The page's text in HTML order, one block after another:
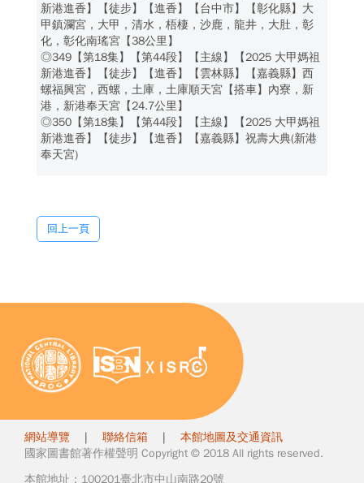
新港進香】【徒步】【進香】【台中市】【彰化縣】大
甲鎮瀾宮，大甲，清水，梧棲，沙鹿，龍井，大肚，彰
化，彰化南瑤宮【38公里】
◎349【第18集】【第44段】【主線】【2025 大甲媽祖
新港進香】【徒步】【進香】【雲林縣】【嘉義縣】西
螺福興宮，西螺，土庫，土庫順天宮【搭車】內寮，新
港，新港奉天宮【24.7公里】
◎350【第18集】【第44段】【主線】【2025 大甲媽祖
新港進香】【徒步】【進香】【嘉義縣】祝壽大典(新港
奉天宮)
回上一頁
網站導覽 | 聯絡信箱 | 本館地圖及交通資訊
國家圖書館著作權聲明 Copyright © 2018 All rights reserved.
本館地址：100201臺北市中山南路20號